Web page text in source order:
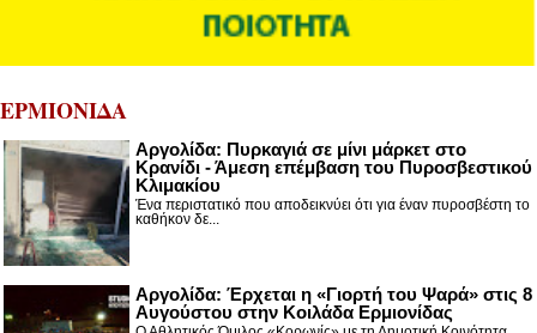
ΕΡΜΙΟΝΙΔΑ
Αργολίδα: Πυρκαγιά σε μίνι μάρκετ στο
Κρανίδι - Άμεση επέμβαση του Πυροσβεστικού
Κλιμακίου
Ένα περιστατικό που αποδεικνύει ότι για έναν πυροσβέστη το
καθήκον δε...
Αργολίδα: Έρχεται η «Γιορτή του Ψαρά» στις 8
Αυγούστου στην Κοιλάδα Ερμιονίδας